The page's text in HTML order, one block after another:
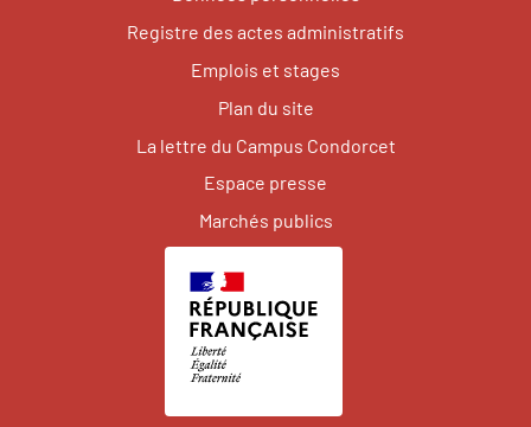
Registre des actes administratifs
Emplois et stages
Plan du site
La lettre du Campus Condorcet
Espace presse
Marchés publics